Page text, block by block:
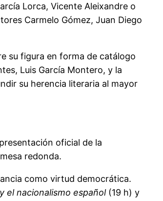
Lorca, Vicente Aleixandre o
Carmelo Gómez, Juan Diego
su figura en forma de catálogo
Luis García Montero, y la
su herencia literaria al mayor
oficial de la
redonda.
como virtud democrática.
el nacionalismo español (19 h) y